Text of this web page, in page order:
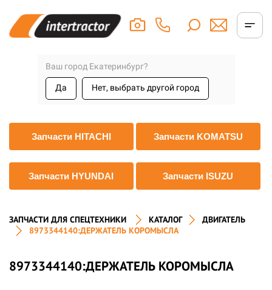
Ваш город Екатеринбург?
Да Нет, выбрать другой город
Запчасти HITACHI Запчасти KOMATSU
Запчасти HYUNDAI Запчасти ISUZU
ЗАПЧАСТИ ДЛЯ СПЕЦТЕХНИКИ КАТАЛОГ
ДВИГАТЕЛЬ
8973344140:ДЕРЖАТЕЛЬ КОРОМЫСЛА
8973344140:ДЕРЖАТЕЛЬ КОРОМЫСЛА